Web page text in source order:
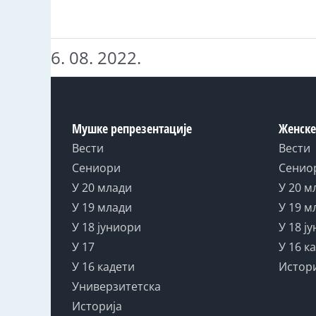
6. 08. 2022.
Мушке репрезентације
Вести
Сениори
У 20 млади
У 19 млади
У 18 јуниори
У 17
У 16 кадети
Универзитетска
Историја
Вести
У 20
У 19
У 18
У 16